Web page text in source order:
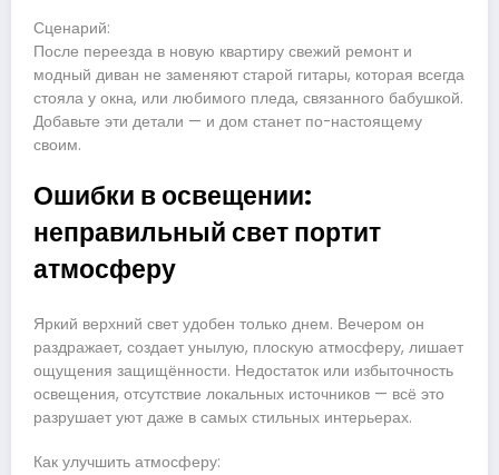
Сценарий:
После переезда в новую квартиру свежий ремонт и
модный диван не заменяют старой гитары, которая всегда
стояла у окна, или любимого пледа, связанного бабушкой.
Добавьте эти детали — и дом станет по-настоящему
своим.
Ошибки в освещении:
неправильный свет портит
атмосферу
Яркий верхний свет удобен только днем. Вечером он
раздражает, создает унылую, плоскую атмосферу, лишает
ощущения защищённости. Недостаток или избыточность
освещения, отсутствие локальных источников — всё это
разрушает уют даже в самых стильных интерьерах.
Как улучшить атмосферу: